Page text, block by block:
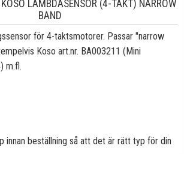
LAMBDASENSOR (4-TAKT) NARROW
BAND
för 4-taktsmotorer. Passar "narrow
Koso art.nr. BA003211 (Mini
m.fl.
innan beställning så att det är rätt typ för din